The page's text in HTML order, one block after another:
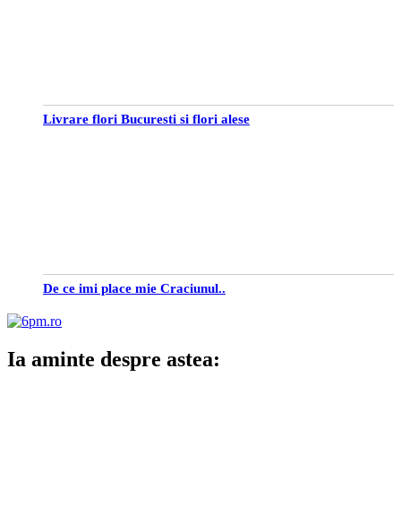
Livrare flori Bucuresti si flori alese
De ce imi place mie Craciunul..
Ia aminte despre astea: